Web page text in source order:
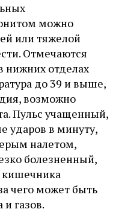
можно
или тяжелой
Отмечаются
нижних отделах
до 39 и выше,
возможно
Пульс учащенный,
ударов в минуту,
налетом,
болезненный,
кишечника
чего может быть
и газов.